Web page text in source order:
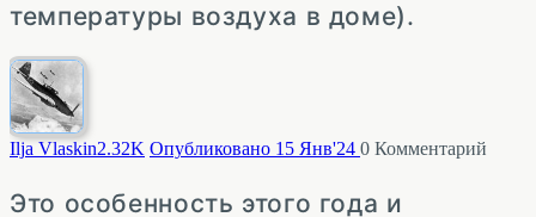
температуры воздуха в доме).
Ilja Vlaskin2.32K Опубликовано 15 Янв'24 0 Комментарий
Это особенность этого года и